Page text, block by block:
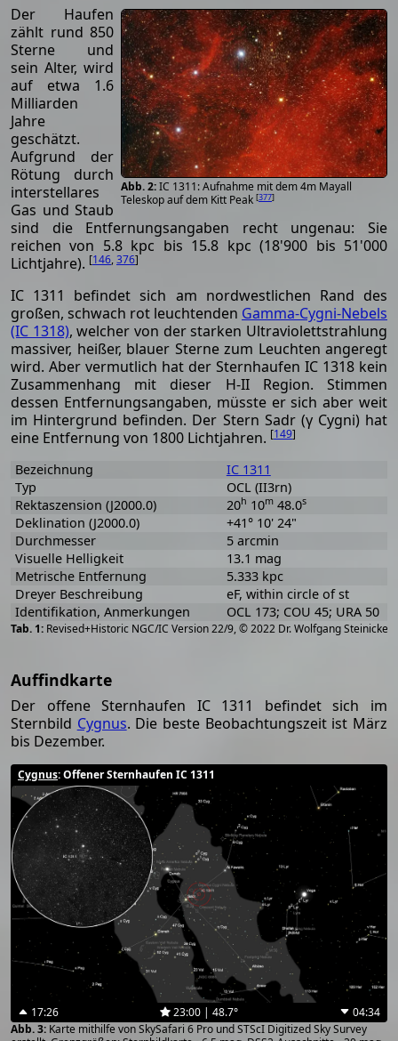
IC 1311: Aufnahme mit dem 4m Mayall
Teleskop auf dem Kitt Peak [377]
Der Haufen
zählt rund 850
Sterne und
sein Alter, wird
auf etwa 1.6
Milliarden
Jahre
geschätzt.
Aufgrund der
Rötung durch
interstellares
Gas und Staub
sind die Entfernungsangaben recht ungenau: Sie
reichen von 5.8 kpc bis 15.8 kpc (18'900 bis 51'000
Lichtjahre). [146,376]
IC 1311 befindet sich am nordwestlichen Rand des
großen, schwach rot leuchtenden Gamma-Cygni-Nebels
(IC 1318), welcher von der starken Ultraviolettstrahlung
massiver, heißer, blauer Sterne zum Leuchten angeregt
wird. Aber vermutlich hat der Sternhaufen IC 1318 kein
Zusammenhang mit dieser H-II Region. Stimmen
dessen Entfernungsangaben, müsste er sich aber weit
im Hintergrund befinden. Der Stern Sadr (γ Cygni) hat
eine Entfernung von 1800 Lichtjahren. [149]
Revised+Historic NGC/IC Version 22/9, © 2022 Dr. Wolfgang Steinicke
Bezeichnung
IC 1311
Typ
OCL (II3rn)
Rektaszension (J2000.0)
20h 10m48.0s
Deklination (J2000.0)
+41° 10' 24"
Durchmesser
5 arcmin
Visuelle Helligkeit
13.1 mag
Metrische Entfernung
5.333 kpc
Dreyer Beschreibung
eF, within circle of st
Identifikation, Anmerkungen
OCL 173; COU 45; URA 50
Auffindkarte
Der offene Sternhaufen IC 1311 befindet sich im
Sternbild Cygnus. Die beste Beobachtungszeit ist März
bis Dezember.
Cygnus: Offener Sternhaufen IC 1311
17:26 23:00 | 48.7°
04:34
Karte mithilfe von SkySafari 6 Pro und STScI Digitized Sky Survey